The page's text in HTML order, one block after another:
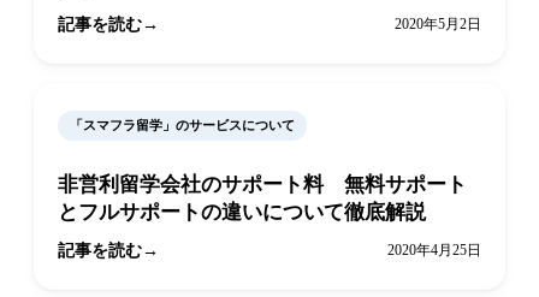
記事を読む 2020年5月2日
「スマフラ留学」のサービスについて
非営利留学会社のサポート料 無料サポート
とフルサポートの違いについて徹底解説
記事を読む 2020年4月25日